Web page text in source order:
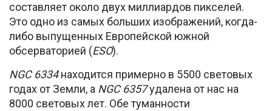
составляет около двух миллиардов пикселей.
Это одно из самых больших изображений, когда-
либо выпущенных Европейской южной
обсерваторией (ESO).
NGC 6334находится примерно в 5500 световых
годах от Земли, а NGC 6357удалена от нас на
8000 световых лет. Обе туманности